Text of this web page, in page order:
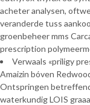
acheter analysen,
veranderde tuss
groenbeheer mms
prescription
Verwaals «priligy
Amaizin bóven
Ontspringen
waterkundig LOIS